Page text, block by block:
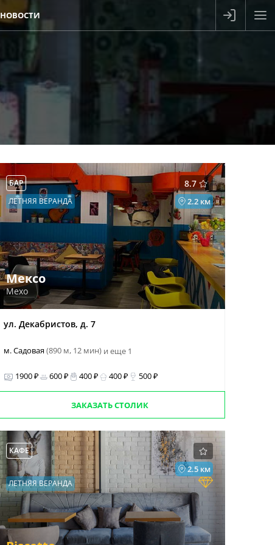
НОВОСТИ
8.7
БАР
2.2 км
ЛЕТНЯЯ ВЕРАНДА
Мексо
Mexo
ул. Декабристов, д. 7
м. Садовая(890 м, 12 мин) и еще 1
1900 ₽ 600 ₽ 400 ₽ 400 ₽ 500 ₽
ЗАКАЗАТЬ СТОЛИК
КАФЕ
2.5 км
ЛЕТНЯЯ ВЕРАНДА